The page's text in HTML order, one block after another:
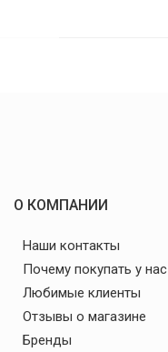
О КОМПАНИИ
Наши контакты
Почему покупать у нас
Любимые клиенты
Отзывы о магазине
Бренды